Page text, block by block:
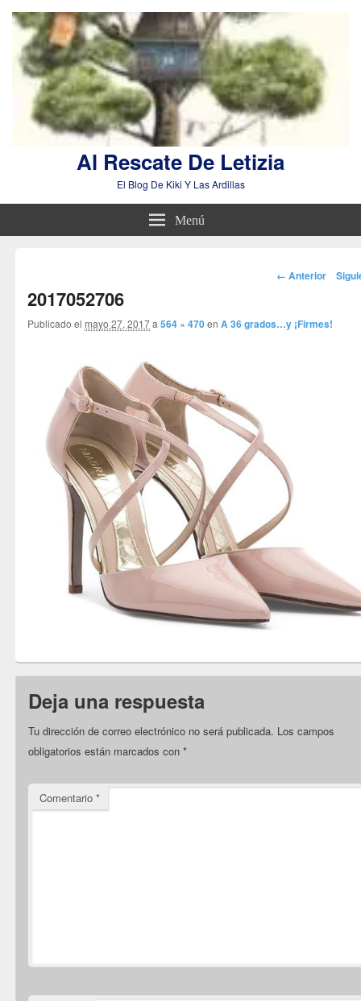
Al Rescate De Letizia
El Blog De Kiki Y Las Ardillas
Menú
Navegador
← Anterior
2017052706
Publicado el mayo 27, 2017a564 × 470enA 36 grados…y ¡Firmes!
Deja una respuesta
Tu dirección de correo electrónico no será publicada. Los campos
obligatorios están marcados con*
Comentario*